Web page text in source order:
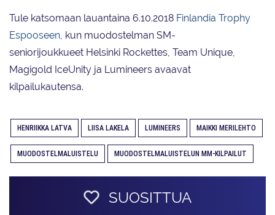
Tule katsomaan lauantaina 6.10.2018 Finlandia Trophy
Espooseen, kun muodostelman SM-
seniorijoukkueet Helsinki Rockettes, Team Unique,
Magigold IceUnity ja Lumineers avaavat
kilpailukautensa.
HENRIIKKA LATVA LIISA LAKELA LUMINEERS MAIKKI MERILEHTO
MUODOSTELMALUISTELU MUODOSTELMALUISTELUN MM-KILPAILUT
SUOSITTUA